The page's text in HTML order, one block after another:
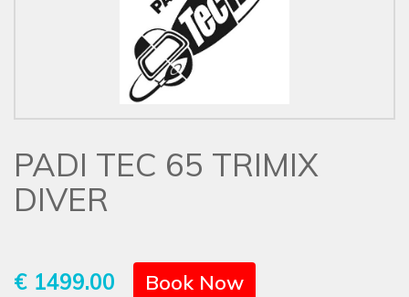
PADI TEC 65 TRIMIX
DIVER
€ 1499.00 Book Now